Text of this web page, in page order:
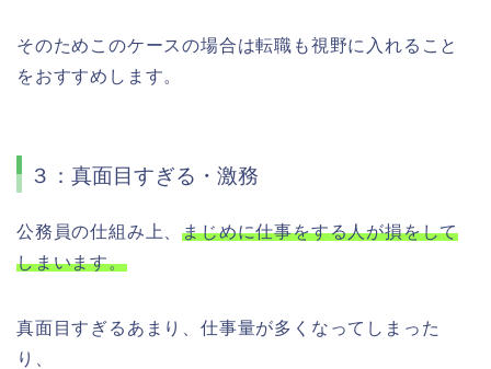
そのためこのケースの場合は転職も視野に入れること
をおすすめします。
３：真面目すぎる・激務
公務員の仕組み上、まじめに仕事をする人が損をして
しまいます。
真面目すぎるあまり、仕事量が多くなってしまった
り、